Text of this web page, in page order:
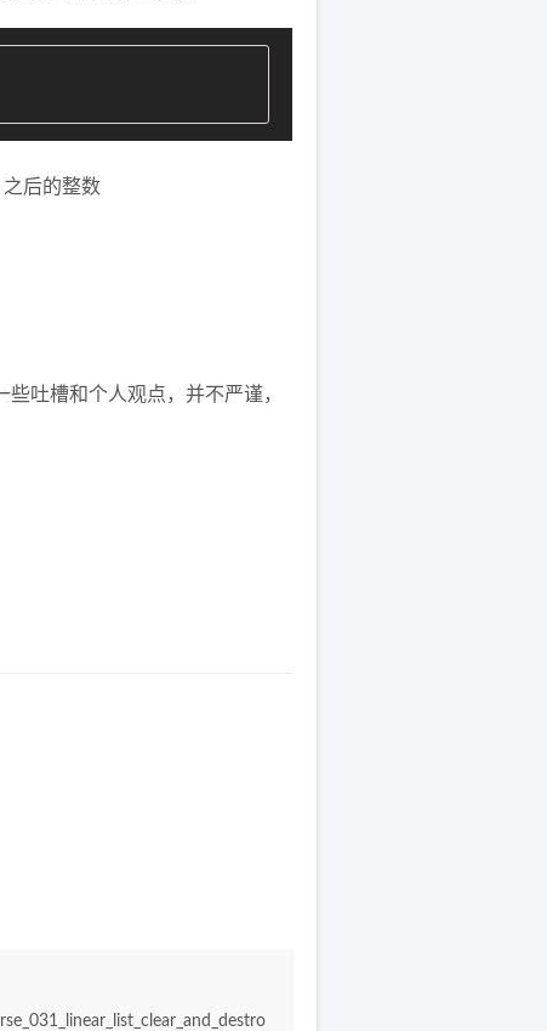
后的整数
吐槽和个人观点，并不严谨，